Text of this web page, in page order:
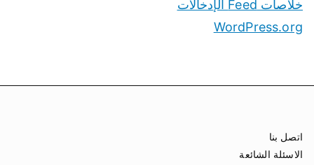
خلاصات Feed الإدخالات
WordPress.org
اتصل بنا
الاسئلة الشائعة